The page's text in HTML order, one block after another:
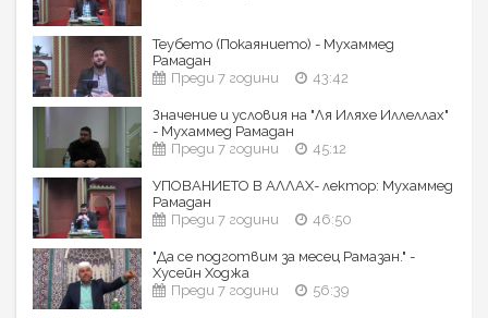
Теубето (Покаянието) - Мухаммед
Рамадан
Преди 7 години
43:42
Значение и условия на "Ля Иляхе Иллеллах"
- Мухаммед Рамадан
Преди 7 години
45:12
УПОВАНИЕТО В АЛЛАХ- лектор: Мухаммед
Рамадан
Преди 7 години
46:50
"Да се подготвим за месец Рамазан." -
Хусейн Ходжа
Преди 7 години
56:39